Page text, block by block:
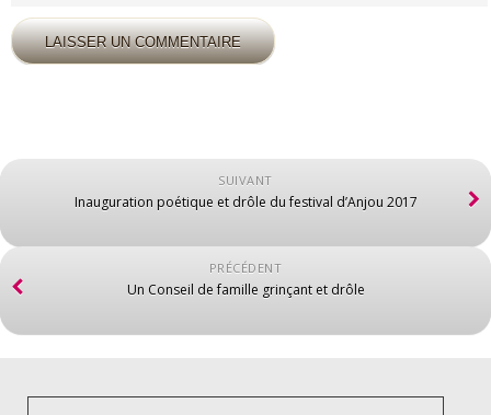
SUIVANT
Inauguration poétique et drôle du festival d’Anjou 2017
PRÉCÉDENT
Un Conseil de famille grinçant et drôle